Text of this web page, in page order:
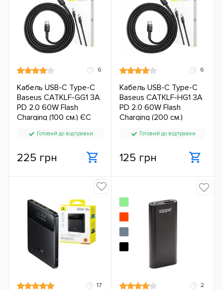
6
Кабель USB-C Type-C
Baseus CATKLF-GG1 3A
PD 2.0 60W Flash
Charging (100 см.) ЄС
Готовий до відправки
225 грн
6
Кабель USB-C Type-C
Baseus CATKLF-HG1 3A
PD 2.0 60W Flash
Charging (200 см.)
Готовий до відправки
125 грн
17 2